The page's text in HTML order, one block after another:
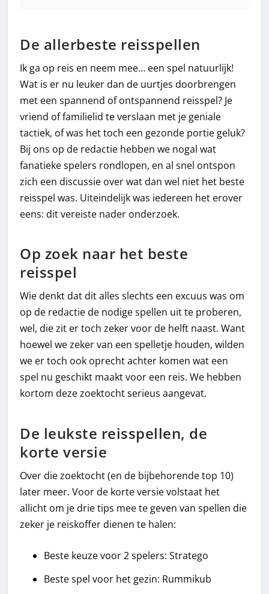
De allerbeste reisspellen
Ik ga op reis en neem mee… een spel natuurlijk!
Wat is er nu leuker dan de uurtjes doorbrengen
met een spannend of ontspannend reisspel? Je
vriend of familielid te verslaan met je geniale
tactiek, of was het toch een gezonde portie geluk?
Bij ons op de redactie hebben we nogal wat
fanatieke spelers rondlopen, en al snel ontspon
zich een discussie over wat dan wel niet het beste
reisspel was. Uiteindelijk was iedereen het erover
eens: dit vereiste nader onderzoek.
Op zoek naar het beste
reisspel
Wie denkt dat dit alles slechts een excuus was om
op de redactie de nodige spellen uit te proberen,
wel, die zit er toch zeker voor de helft naast. Want
hoewel we zeker van een spelletje houden, wilden
we er toch ook oprecht achter komen wat een
spel nu geschikt maakt voor een reis. We hebben
kortom deze zoektocht serieus aangevat.
De leukste reisspellen, de
korte versie
Over die zoektocht (en de bijbehorende top 10)
later meer. Voor de korte versie volstaat het
allicht om je drie tips mee te geven van spellen die
zeker je reiskoffer dienen te halen:
Beste keuze voor 2 spelers: Stratego
Beste spel voor het gezin: Rummikub